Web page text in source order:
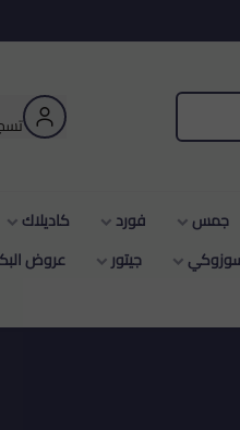
حسابي
تسجيل الدخول
فورد كاديلاك
هافال
جيتور
عروض البكجات المميزة